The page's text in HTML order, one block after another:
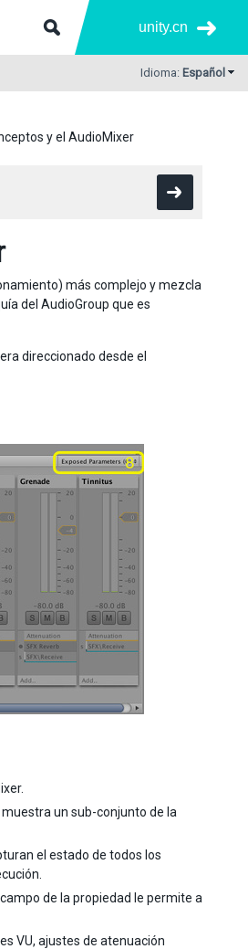
unity.cn
Idioma: Español
y el AudioMixer
más complejo y mezcla
del AudioGroup que es
direccionado desde el
un sub-conjunto de la
el estado de todos los
de la propiedad le permite a
VU, ajustes de atenuación